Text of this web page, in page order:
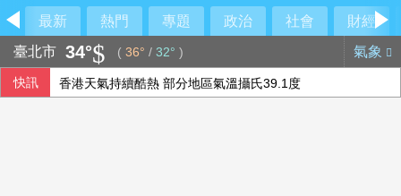
最新 熱門 專題 政治 社會
財經
臺北市 34° ( 36° / 32° ) 氣象
快訊 香港天氣持續酷熱 部分地區氣溫攝氏39.1度